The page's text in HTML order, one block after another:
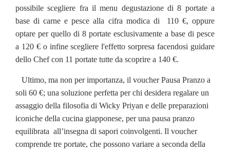
possibile scegliere fra il menu degustazione di 8 portate a
base di carne e pesce alla cifra modica di 110 €, oppure
optare per quello di 8 portate esclusivamente a base di pesce
a 120 € o infine scegliere l'effetto sorpresa facendosi guidare
dello Chef con 11 portate tutte da scoprire a 140 €.
Ultimo, ma non per importanza, il voucher Pausa Pranzo a
soli 60 €; una soluzione perfetta per chi desidera regalare un
assaggio della filosofia di Wicky Priyan e delle preparazioni
iconiche della cucina giapponese, per una pausa pranzo
equilibrata all’insegna di sapori coinvolgenti. Il voucher
comprende tre portate, che possono variare a seconda della